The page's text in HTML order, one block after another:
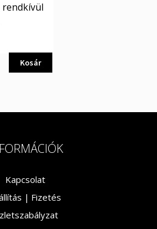
rendkívül
Kosár
Kapcsolat
| Fizetés